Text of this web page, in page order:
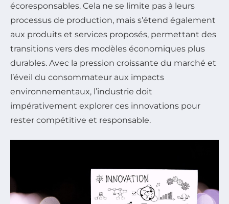
écoresponsables. Cela ne se limite pas à leurs
processus de production, mais s’étend également
aux produits et services proposés, permettant des
transitions vers des modèles économiques plus
durables. Avec la pression croissante du marché et
l’éveil du consommateur aux impacts
environnementaux, l’industrie doit
impérativement explorer ces innovations pour
rester compétitive et responsable.